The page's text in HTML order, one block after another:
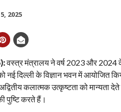
2025
वस्त्र मंत्रालय ने वर्ष 2023 और 2024
नई दिल्‍ली के विज्ञान भवन में आयोजित
कलात्मक उत्कृष्टता को
पुष्टि करते हैं।